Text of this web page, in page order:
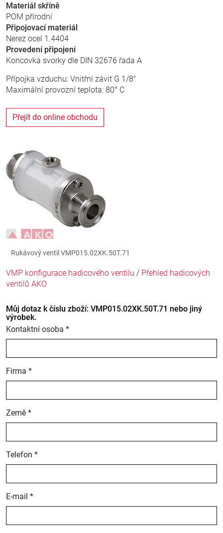
Materiál skříně
POM přírodní
Připojovací materiál
Nerez ocel 1.4404
Provedení připojení
Koncovka svorky dle DIN 32676 řada A
Přípojka vzduchu: Vnitřní závit G 1/8"
Maximální provozní teplota: 80° C
Přejít do online obchodu
Rukávový ventil VMP015.02XK.50T.71
VMP konfigurace hadicového ventilu / Přehled hadicových
ventilů AKO
Můj dotaz k číslu zboží: VMP015.02XK.50T.71 nebo jiný
výrobek.
Kontaktní osoba *
Firma *
Země *
Telefon *
E-mail *